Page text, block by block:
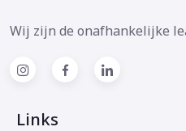
Wij zijn de onafhankelijke
Links